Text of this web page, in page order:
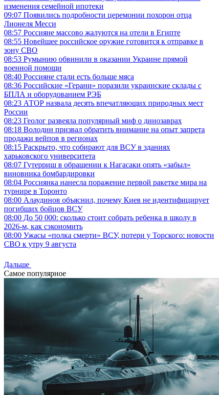
изменения семейной ипотеки
09:07 Появились подробности церемонии похорон отца
Лионеля Месси
08:57 Россияне массово жалуются на отели в Египте
08:55 Новейшее российское оружие готовится к отправке в
зону СВО
08:53 Румынию обвинили в оказании Украине прямой
военной помощи
08:40 Россияне стали есть больше мяса
08:36 Российские «Герани» поразили украинские склады с
БПЛА и оборудованием РЭБ
08:23 АТОР назвала десять впечатляющих природных мест
России
08:23 Геолог развеяла популярный миф о динозаврах
08:18 Володин призвал обратить внимание на опыт запрета
продажи вейпов в регионах
08:15 Раскрыто, что собирают для ВСУ в зданиях
харьковского университета
08:07 Гутерриш в обращении к Нагасаки опять «забыл»
виновника бомбардировки
08:04 Россиянка нанесла поражение первой ракетке мира на
турнире в Торонто
08:00 Алаудинов объяснил, почему Киев не идентифицирует
погибших бойцов ВСУ
08:00 До 50 000: сколько стоит собрать ребенка в школу в
2026-м, как сэкономить
08:00 Ужасы «полка смерти» ВСУ, потери у Торского: новости
СВО к утру 9 августа
Дальше
Самое популярное